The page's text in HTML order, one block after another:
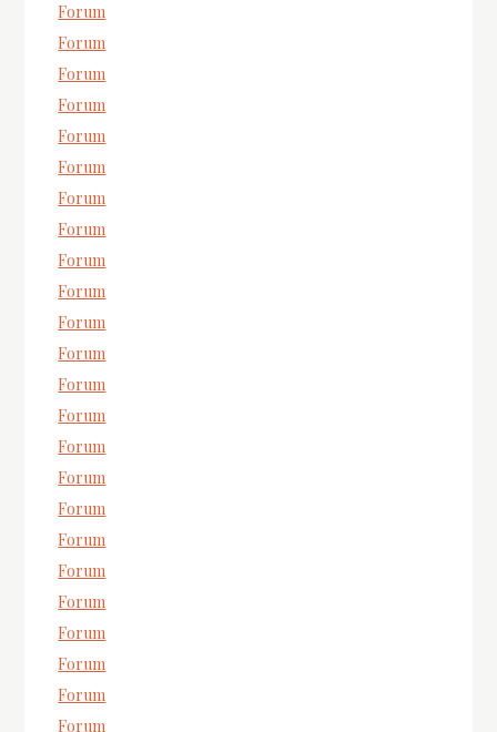
Forum
Forum
Forum
Forum
Forum
Forum
Forum
Forum
Forum
Forum
Forum
Forum
Forum
Forum
Forum
Forum
Forum
Forum
Forum
Forum
Forum
Forum
Forum
Forum